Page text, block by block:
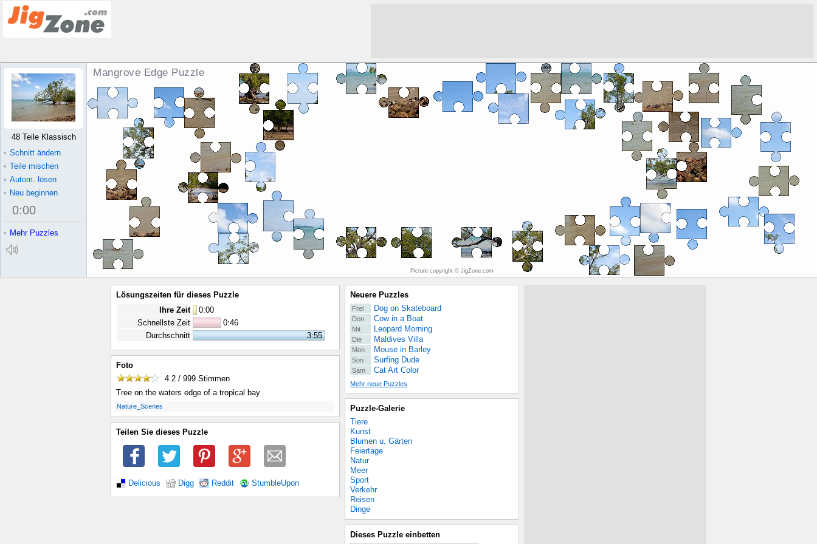
Mangrove Edge Puzzle
Picture copyright © JigZone.com
48 Teile Klassisch
• Schnitt ändern
• Teile mischen
• Autom. lösen
• Neu beginnen
0:00
• Mehr Puzzles
Lösungszeiten für dieses Puzzle
Ihre Zeit
0:00
Schnellste Zeit
0:46
Durchschnitt
3:55
Foto
4.2 / 999 Stimmen
Tree on the waters edge of a tropical bay
Nature_Scenes
Teilen Sie dieses Puzzle
Delicious Digg Reddit StumbleUpon
Neuere Puzzles
Frei Dog on Skateboard
Don Cow in a Boat
Mit Leopard Morning
Die Maldives Villa
Mon Mouse in Barley
Son Surfing Dude
Sam Cat Art Color
Mehr neue Puzzles
Puzzle-Galerie
Tiere
Kunst
Blumen u. Gärten
Feiertage
Natur
Meer
Sport
Verkehr
Reisen
Dinge
Dieses Puzzle einbetten